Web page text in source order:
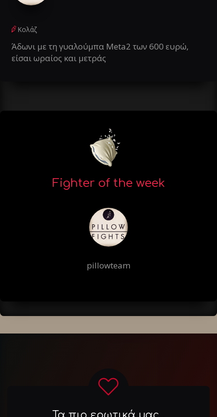
Κολάζ
Άδωνι με τη γυαλούμπα Meta2 των 600 ευρώ,
είσαι ωραίος και μετράς
Fighter of the week
pillowteam